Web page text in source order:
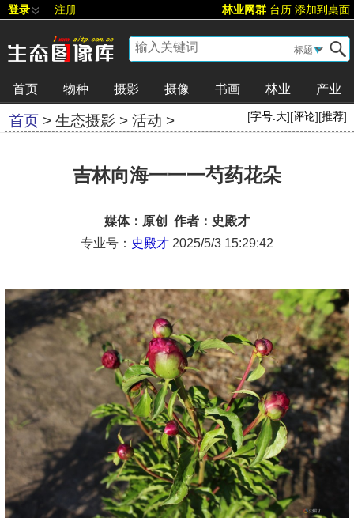
登录 注册 林业网群 台历 添加到桌面
▼
首页 物种 摄影 摄像 书画 林业 产业
首页 > 生态摄影 > 活动 > [字号:大][评论][推荐]
吉林向海一一一芍药花朵
媒体：原创 作者：史殿才
专业号： 史殿才 2025/5/3 15:29:42